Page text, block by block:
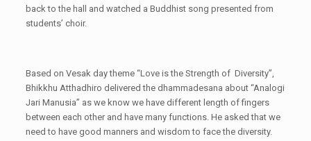
back to the hall and watched a Buddhist song presented from
students’ choir.
Based on Vesak day theme “Love is the Strength of Diversity”,
Bhikkhu Atthadhiro delivered the dhammadesana about “Analogi
Jari Manusia” as we know we have different length of fingers
between each other and have many functions. He asked that we
need to have good manners and wisdom to face the diversity.